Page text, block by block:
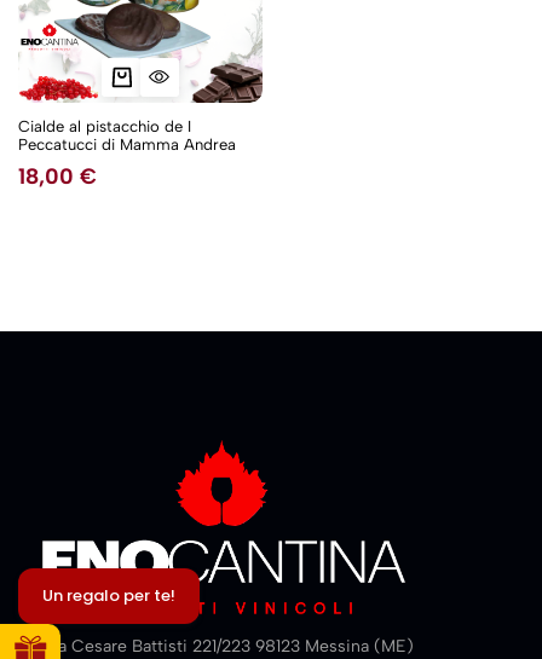
Cialde al pistacchio de I
Peccatucci di Mamma Andrea
18,00 €
Via Cesare Battisti 221/223 98123 Messina (ME)
5NEW
Un regalo per te!